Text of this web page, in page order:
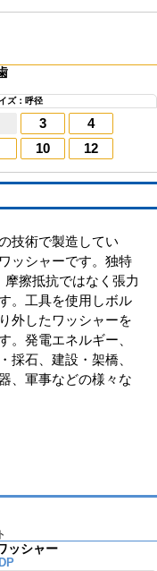
ズ：呼径
3
4
10 12
技術で製造してい
ッシャーです。独特
擦抵抗ではなく張力
。工具を使用しボル
外したワッシャーを
。発電エネルギー、
採石、建設・架橋、
、軍事などの様々な
ッシャー